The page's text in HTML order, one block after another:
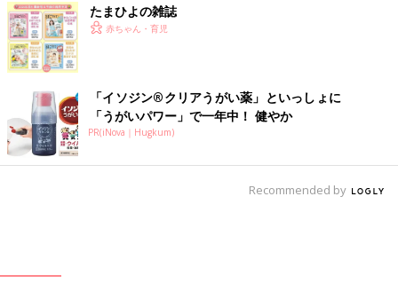
加湿器は、暖かい蒸気が出るものと冷たい蒸気が出るものがあり
ます。
商品によりますが、暖かい蒸気が出るタイプは、窓に結露が発生
しやすくなるものも。その場合、日中は必ず換気をし、カビが発
生しないようにしましょう。
そのほか、赤ちゃんが蒸気を触ってやけどをしないように注意
し、各商品のお手入れ方法に従って、必要なケアを正しく行うこ
たまひよの雑誌
赤ちゃん・育児
「イソジン®クリアうがい薬」といっしょに
「うがいパワー」で一年中！ 健やか
PR(iNova｜Hugkum)
Recommended by